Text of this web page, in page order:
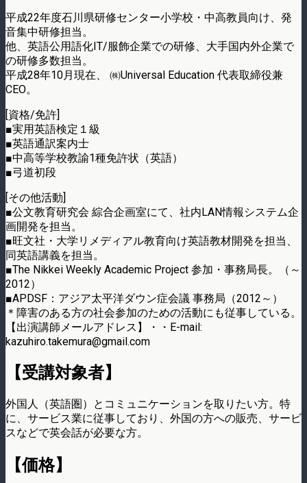
平成22年度石川県研修センター小学校・中高教員向け、発
音集中研修担当。
他、英語公用語化IT/服飾企業での研修、大手国内外企業で
の研修多数担当。
平成28年10月現在、 ㈱Universal Education 代表取締役兼
CEO。
[資格/免許]
■実用英語検定１級
■英語通訳案内士
■中高等学校教諭1種免許状（英語）
■弓道初段
[その他活動]
■公文教育研究会 綜合企画室にて、社内LAN情報システム企
画開発を担当。
■旺文社・大学リメディアル教育向け英語教材開発を担当、
同英語講義を担当。
■The Nikkei Weekly Academic Project 参加・事務局長。（～
2012）
■APDSF：アジア太平洋ダウン症会議 事務局（2012～）
＊障害のある方の社会参加のための活動にも従事している。
【出演講師メールアドレス】・・E-mail:
kazuhiro.takemura@gmail.com
【受講対象者】
外国人（英語圏）とコミュニケーションを取りたい方。特
に、サービス業に従事しており、外国の方への販売、サービ
スなどで英会話が必要な方。
【価格】